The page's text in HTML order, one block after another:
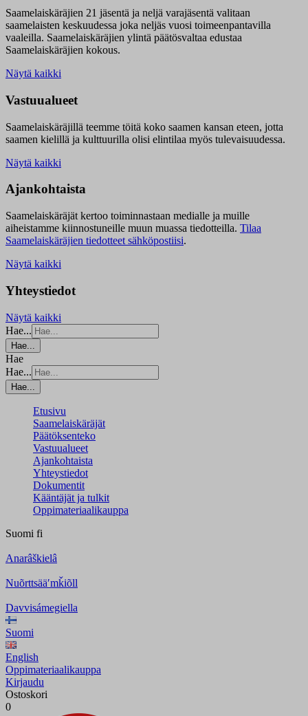
Saamelaiskäräjien 21 jäsentä ja neljä varajäsentä valitaan
saamelaisten keskuudessa joka neljäs vuosi toimeenpantavilla
vaaleilla. Saamelaiskäräjien ylintä päätösvaltaa edustaa
Saamelaiskäräjien kokous.
Näytä kaikki
Vastuualueet
Saamelaiskäräjillä teemme töitä koko saamen kansan eteen, jotta
saamen kielillä ja kulttuurilla olisi elintilaa myös tulevaisuudessa.
Näytä kaikki
Ajankohtaista
Saamelaiskäräjät kertoo toiminnastaan medialle ja muille
aiheistamme kiinnostuneille muun muassa tiedotteilla. Tilaa
Saamelaiskäräjien tiedotteet sähköpostiisi.
Näytä kaikki
Yhteystiedot
Näytä kaikki
Hae...
Hae...
Hae
Hae...
Hae...
Etusivu
Saamelaiskäräjät
Päätöksenteko
Vastuualueet
Ajankohtaista
Yhteystiedot
Dokumentit
Kääntäjät ja tulkit
Oppimateriaalikauppa
Suomi fi
Anarâškielâ
Nuõrttsääʹmǩiõll
Davvisámegiella
Suomi
English
Oppimateriaalikauppa
Kirjaudu
Ostoskori
0